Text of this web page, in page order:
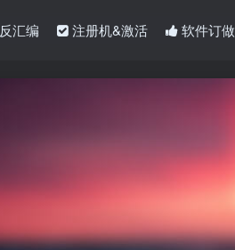
反汇编 注册机&激活 软件订做